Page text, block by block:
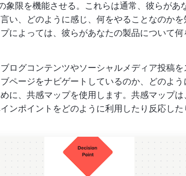
象限を機能させる。これらは通常、彼らがあ
い、どのように感じ、何をやることなのか
によっては、彼らがあなたの製品について
ログコンテンツやソーシャルメディア投稿
ページをナビゲートしているのか、どのよ
に、共感マップを使用します。共感マップ
ンポイントをどのように利用したり反応し